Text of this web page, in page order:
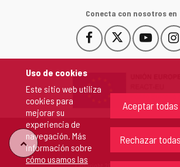
Uso de cookies
Este sitio web utiliza
cookies para
mejorar su
experiencia de
navegación. Más
información sobre
cómo usamos las
Aceptar
Rechazar
Conecta con nosotros en
Facebook
Este
enlace
en
nueva.
Este
enlace
una
ventana
nueva.
YouTube
Este
enlace
una
ventana
nueva.
"Volver
Copyright 2026 - Junta de Castilla y